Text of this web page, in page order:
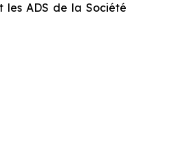
les ADS de la Société